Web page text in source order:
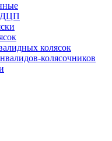
ДЦП
колясок
колясочников